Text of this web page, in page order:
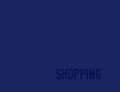
SHOPPING